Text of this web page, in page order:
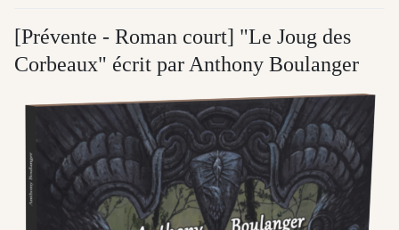
[Prévente - Roman court] "Le Joug des
Corbeaux" écrit par Anthony Boulanger